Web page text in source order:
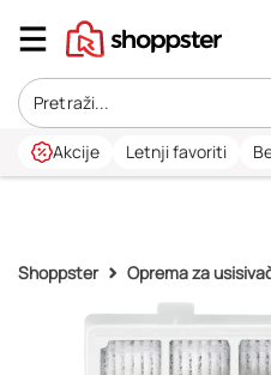
Akcije Letnji favoriti
Shoppster Oprema za